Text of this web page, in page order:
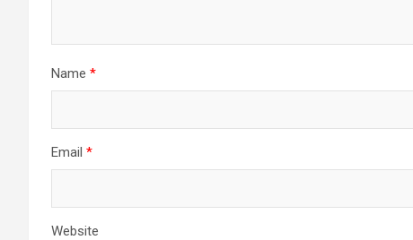
Name *
Email *
Website